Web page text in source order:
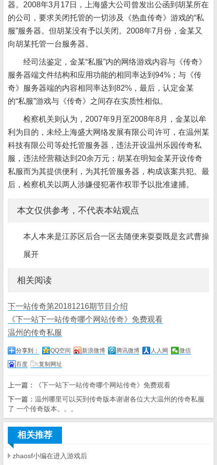
器。2008年3月17日，上海盛大公司曾发出公函到胡某所在
的公司，要求关闭托管的一切涉及《热血传奇》游戏的“私
服”服务器。但胡某没有予以关闭。2008年7月份，金某又
向胡某托管一台服务器。
经司法鉴定，金某“私服”内的网络游戏内容与《传奇》
服务器端文件结构和应用功能的相同率达到94%；与《传
奇》服务器端的内容相同率达到82%，最后，认定金某
的“私服”游戏与《传奇》之间存在实质性相似。
检察机关则认为，2007年9月至2008年8月，金某以牟
利为目的，未经上海盛大网络发展有限公司许可，在温州某
科技有限公司等处托管服务器，违法开设温州乐园传奇私
服，违法经营额达到20余万元；胡某在明知金某开设传奇
私服而为其提供便利，为其托管服务器，构成该案共犯。最
后，检察机关以两人涉嫌侵犯著作权罪予以批准逮捕。
本文仅供参考，不代表本站观点
本人本来是江苏区后合一区去随便来耍耍既是玄武曹操
展开
相关阅读
下一站传奇第20181216期节目介绍
《下一站下一站传奇哪个网站传奇》免费观看
温州的传奇私服
分享到： QQ空间 新浪微博 腾讯微博 人人网
微信
百度
复制网址
上一篇：
《下一站下一站传奇哪个网站传奇》免费观看
下一篇： 温州哪里可以买到传奇版本谢谢各位大大温州的传奇私服
了 一个传奇版本。。。
相关推荐
zhaosf小编在进入游戏后